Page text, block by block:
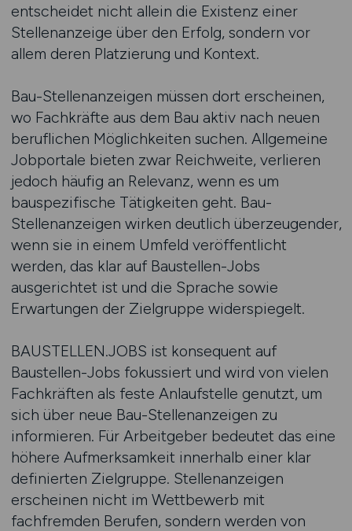
entscheidet nicht allein die Existenz einer
Stellenanzeige über den Erfolg, sondern vor
allem deren Platzierung und Kontext.
Bau-Stellenanzeigen müssen dort erscheinen,
wo Fachkräfte aus dem Bau aktiv nach neuen
beruflichen Möglichkeiten suchen. Allgemeine
Jobportale bieten zwar Reichweite, verlieren
jedoch häufig an Relevanz, wenn es um
bauspezifische Tätigkeiten geht. Bau-
Stellenanzeigen wirken deutlich überzeugender,
wenn sie in einem Umfeld veröffentlicht
werden, das klar auf Baustellen-Jobs
ausgerichtet ist und die Sprache sowie
Erwartungen der Zielgruppe widerspiegelt.
BAUSTELLEN.JOBS ist konsequent auf
Baustellen-Jobs fokussiert und wird von vielen
Fachkräften als feste Anlaufstelle genutzt, um
sich über neue Bau-Stellenanzeigen zu
informieren. Für Arbeitgeber bedeutet das eine
höhere Aufmerksamkeit innerhalb einer klar
definierten Zielgruppe. Stellenanzeigen
erscheinen nicht im Wettbewerb mit
fachfremden Berufen, sondern werden von